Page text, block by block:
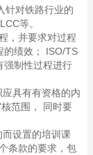
针对铁路行业的
等。
，并要求对过程
的绩效； ISO/TS
强制性过程进行
具有有资格的内
范围， 同时要
设置的培训课
条款的要求，包